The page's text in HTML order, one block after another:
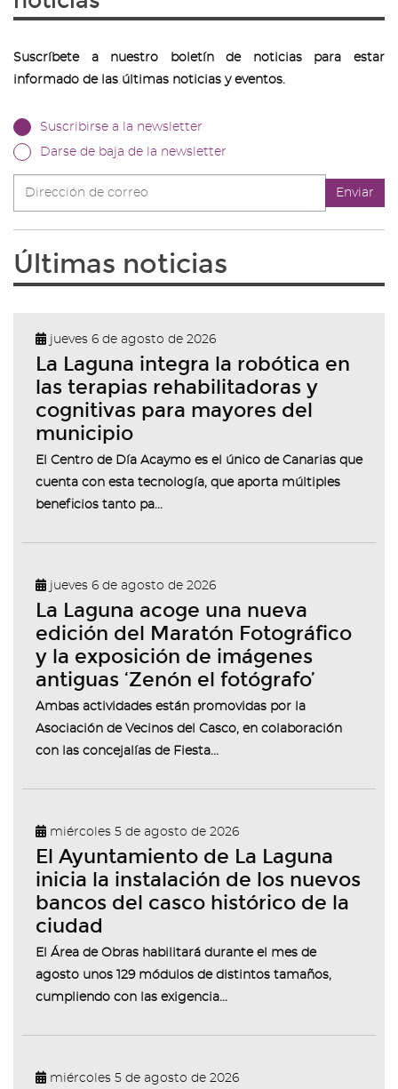
Suscríbete a nuestro boletín de noticias para estar
informado de las últimas noticias y eventos.
Suscribirse a la newsletter
Darse de baja de la newsletter
de
Enviar
Últimas noticias
jueves 6 de agosto de 2026
La Laguna integra la robótica en
las terapias rehabilitadoras y
cognitivas para mayores del
municipio
El Centro de Día Acaymo es el único de Canarias que
cuenta con esta tecnología, que aporta múltiples
beneficios tanto pa...
jueves 6 de agosto de 2026
La Laguna acoge una nueva
edición del Maratón Fotográfico
y la exposición de imágenes
antiguas ‘Zenón el fotógrafo’
Ambas actividades están promovidas por la
Asociación de Vecinos del Casco, en colaboración
con las concejalías de Fiesta...
miércoles 5 de agosto de 2026
El Ayuntamiento de La Laguna
inicia la instalación de los nuevos
bancos del casco histórico de la
ciudad
El Área de Obras habilitará durante el mes de
agosto unos 129 módulos de distintos tamaños,
cumpliendo con las exigencia...
miércoles 5 de agosto de 2026